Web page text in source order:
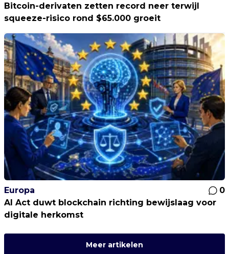
Bitcoin-derivaten zetten record neer terwijl
squeeze-risico rond $65.000 groeit
Europa
0
AI Act duwt blockchain richting bewijslaag voor
digitale herkomst
Meer artikelen